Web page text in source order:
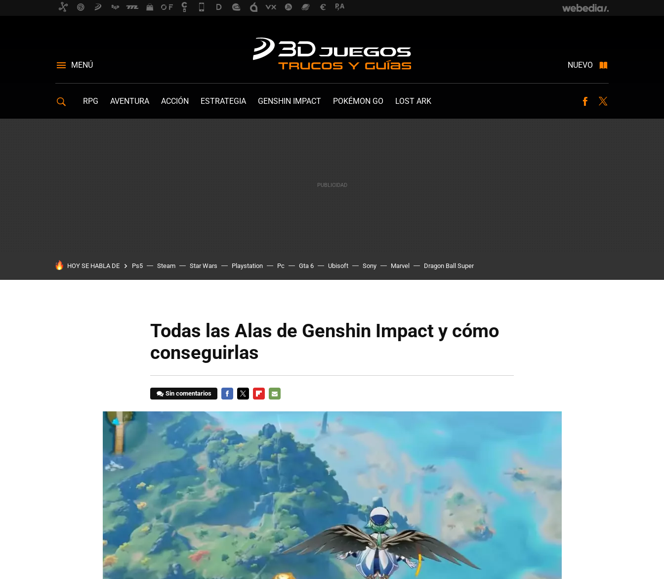
MENÚ NUEVO
RPG AVENTURA ACCIÓN ESTRATEGIA GENSHIN IMPACT POKÉMON GO LOST ARK Facebook
HOY SE HABLA DE Ps5 Steam Star Wars Playstation Pc Gta 6 Ubisoft Sony Marvel Dragon Ball Super
Todas las Alas de Genshin Impact y cómo
conseguirlas
Sin comentarios